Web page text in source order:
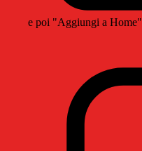
e poi "Aggiungi a Home"